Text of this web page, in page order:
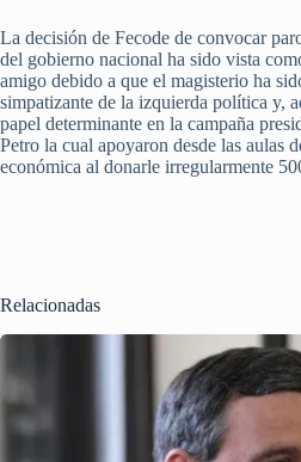
La decisión de Fecode de convocar
del gobierno nacional ha sido vista
amigo debido a que el magisterio ha
simpatizante de la izquierda política y,
papel determinante en la campaña
Petro la cual apoyaron desde las aulas
económica al donarle irregularmente
Relacionadas